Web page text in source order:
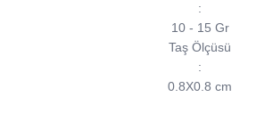
:
10 - 15 Gr
Taş Ölçüsü
:
0.8X0.8 cm